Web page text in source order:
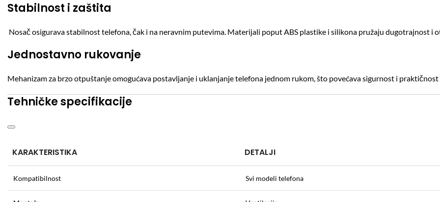
Stabilnost i zaštita
Nosač osigurava stabilnost telefona, čak i na neravnim putevima. Materijali poput ABS plastike i silikona pružaju dugotrajnost i
Jednostavno rukovanje
Mehanizam za brzo otpuštanje omogućava postavljanje i uklanjanje telefona jednom rukom, što povećava sigurnost i
Tehničke specifikacije
KARAKTERISTIKA DETALJI
Kompatibilnost Svi modeli telefona